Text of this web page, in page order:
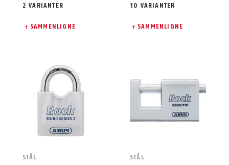
2 VARIANTER
SAMMENLIGNE
10 VARIANTER
SAMMENLIGNE
STÅL STÅL